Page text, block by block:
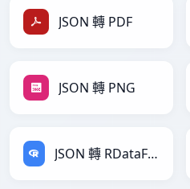
JSON 轉 PDF
JSON 轉 PNG
JSON 轉 RDataFrame